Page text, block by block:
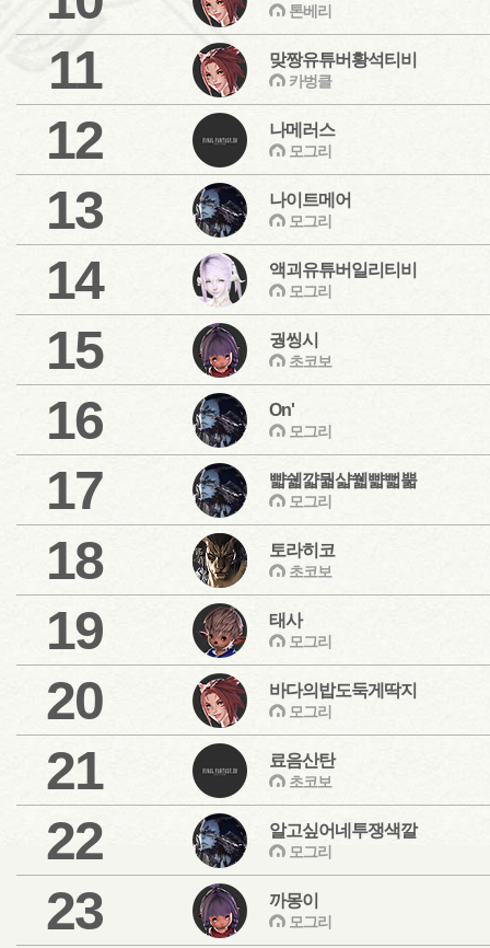
톤베리
11 맞짱유튜버황석티비
카벙클
12 나메러스
모그리
13 나이트메어
모그리
14 액괴유튜버일리티비
모그리
15 궝씽시
초코보
16 On'
모그리
17 뺣쉛꺏뭛샯쒧뺣뻛뿗
모그리
18 토라히코
초코보
19 태사
모그리
20 바다의밥도둑게딱지
모그리
21 료음산탄
초코보
22 알고싶어네투쟁색깔
모그리
23 까몽이
모그리